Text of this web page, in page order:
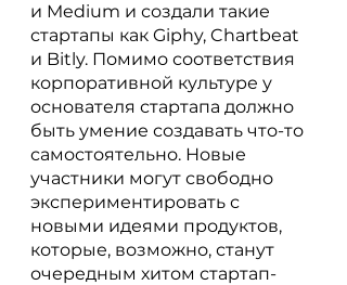
и Medium и создали такие
стартапы как Giphy, Chartbeat
и Bitly. Помимо соответствия
корпоративной культуре у
основателя стартапа должно
быть умение создавать что-то
самостоятельно. Новые
участники могут свободно
экспериментировать с
новыми идеями продуктов,
которые, возможно, станут
очередным хитом стартап-